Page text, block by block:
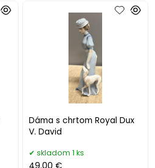
Dáma s chrtom Royal Dux
V. David
skladom 1 ks